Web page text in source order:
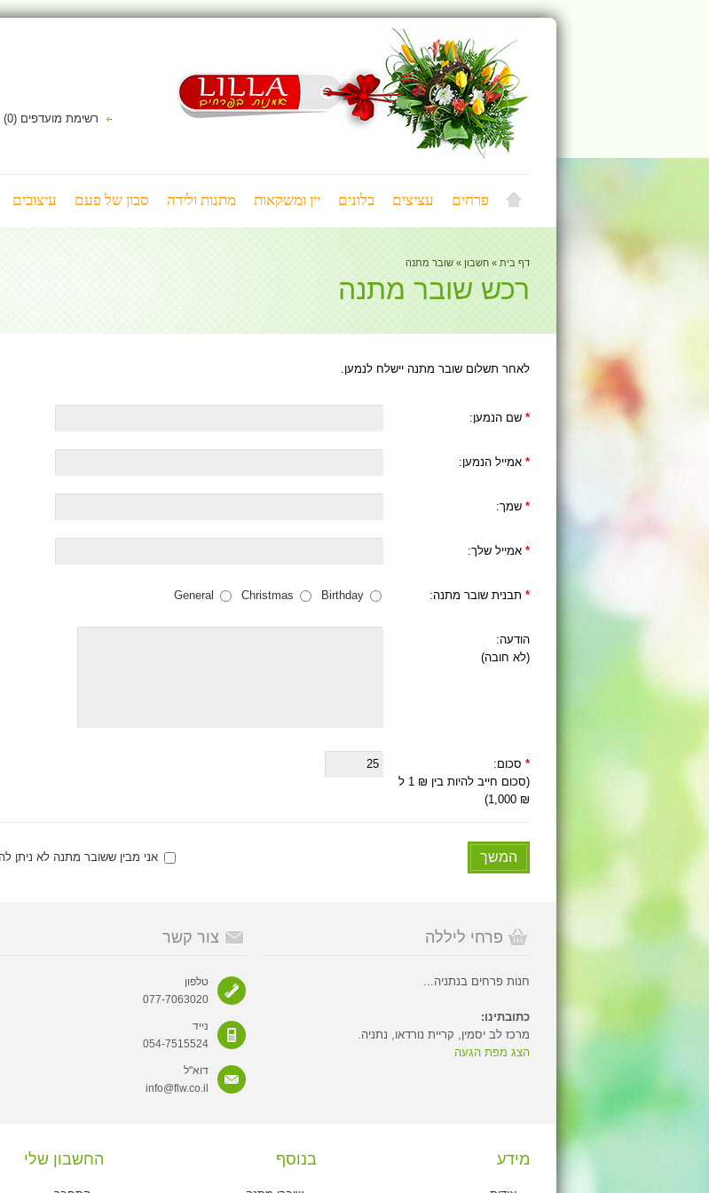
רשימת מועדפים (0)
פרחים עציצים בלונים יין ומשקאות מתנות ולידה סבון של פעם עיצובים
דף בית » חשבון » שובר מתנה
רכש שובר מתנה
לאחר תשלום שובר מתנה יישלח לנמען.
* שם הנמען:
* אמייל הנמען:
* שמך:
* אמייל שלך:
* תבנית שובר מתנה: Birthday
Christmas
General
הודעה:
(לא חובה)
* סכום:
(סכום חייב להיות בין ₪ 1 ל
₪ 1,000)
אני מבין ששובר מתנה לא ניתן המשך
פרחי ליללה
חנות פרחים בנתניה...
כתובתינו:
מרכז לב יסמין, קריית נורדאו, נתניה.
הצג מפת הגעה
צור קשר
טלפון
077-7063020
נייד
054-7515524
דוא"ל
info@flw.co.il
מידע בנוסף החשבון שלי